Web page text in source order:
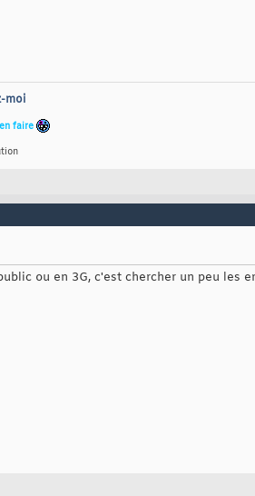
moi
faire
ou en 3G, c'est chercher un peu les